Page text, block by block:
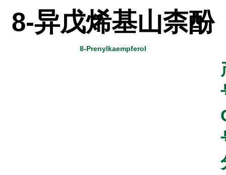
8-异戊烯基山柰酚
8-Prenylkaempferol